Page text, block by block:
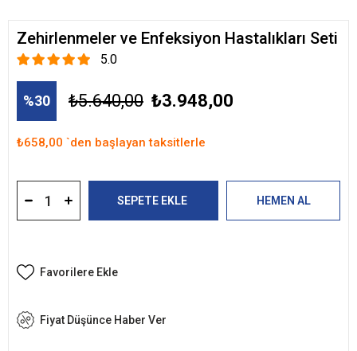
Zehirlenmeler ve Enfeksiyon Hastalıkları Seti
5.0
30 ₺5.640,00 ₺3.948,00
₺658,00 `den başlayan taksitlerle
Favorilere Ekle
Fiyat Düşünce Haber Ver